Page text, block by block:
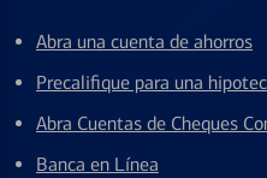
Abra una cuenta de ahorros
Precalifique para una
Abra Cuentas de Cheques
Banca en Línea